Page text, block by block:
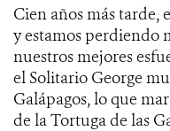
Cien años más
y estamos perdiendo
nuestros mejores
el Solitario George
Galápagos, lo que
de la Tortuga de las